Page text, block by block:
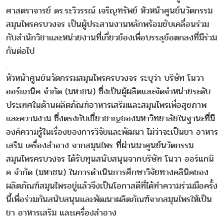
ศาสตราจารย์ ดร.ระวิวรรณ์ เจริญทรัพย์ หัวหน้าศูนย์นวัตกรรม
สมุนไพรครบวงจร เป็นผู้ประสานงานหลักพร้อมขับเคลื่อนร่วม
กับสำนักวิชาและหน่วยงานที่เกี่ยวข้องเพื่อบรรลุข้อตกลงที่มีร่วม
กันต่อไป
.
หัวหน้าศูนย์นวัตกรรมสมุนไพรครบวงจร ระบุว่า บริษัท โนวา
ออร์แกนิค จำกัด (มหาชน) ซึ่งเป็นผู้ผลิตและจัดจำหน่ายระดับ
ประเทศในด้านผลิตภัณฑ์อาหารเสริมและสมุนไพรเพื่อสุขภาพ
และความงาม ซึ่งตรงกับเชี่ยวชาญของมหาวิทยาลัยในฐานะที่มี
องค์ความรู้ในเรื่องของการวิจัยและพัฒนา ไม่ว่าจะเป็นยา อาหาร
เสริม เครื่องสำอาง จากสมุนไพร ที่ผ่านมาศูนย์นวัตกรรม
สมุนไพรครบวงจร ได้รับทุนสนับสนุนจากบริษัท โนวา ออร์แกนิ
ค จำกัด (มหาชน) ในการดำเนินการศึกษาวิจัยทางคลินิคของ
ผลิตภัณฑ์สมุนไพรอยู่แล้วจึงเป็นโอกาสดีที่ได้ทำความร่วมมือครั้ง
นี้เพื่อร่วมกันสนับสนุนและพัฒนาผลิตภัณฑ์จากสมุนไพรให้เป็น
ยา อาหารเสริม และเครื่องสำอาง